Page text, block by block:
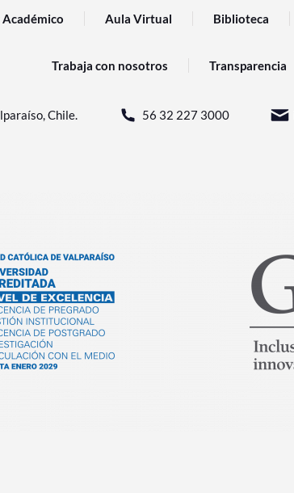
Aula Virtual Biblioteca
Trabaja con nosotros Transparencia
Chile. 56 32 227 3000